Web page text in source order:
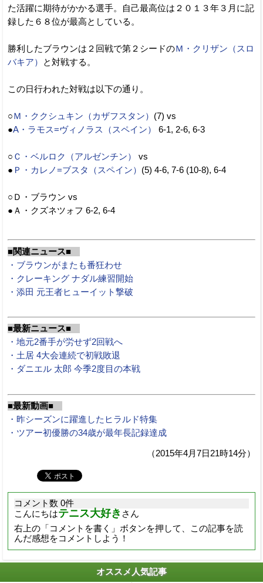
た活躍に期待がかかる選手。自己最高位は２０１３年３月に記
録した６８位が最高としている。
勝利したブラウンは２回戦で第２シードのＭ・クリザン（スロ
バキア）
と対戦する。
この日行われた対戦は以下の通り。
○Ｍ・ククシュキン（カザフスタン） (7) vs
●A・ラモス=ヴィノラス（スペイン） 6-1, 2-6, 6-3
○ Ｃ・ベルロク（アルゼンチン）
vs
● Ｐ・カレノ=ブスタ（スペイン） (5) 4-6, 7-6 (10-8), 6-4
○Ｄ・ブラウン vs
●Ａ・クズネツォフ 6-2, 6-4
■関連ニュース■
・ブラウンがまたも番狂わせ
・クレーキング ナダル練習開始
・添田 元王者ヒューイット撃破
■最新ニュース■
・地元2番手が労せず2回戦へ
・土居 4大会連続で初戦敗退
・ダニエル 太郎 今季2度目の本戦
■最新動画■
・昨シーズンに躍進したヒラルド特集
・ツアー初優勝の34歳が最年長記録達成
（2015年4月7日21時14分）
コメント数 0件
こんにちはテニス大好き さん
右上の「コメントを書く」ボタンを押して、この記事を読
んだ感想をコメントしよう！
オススメ人気記事